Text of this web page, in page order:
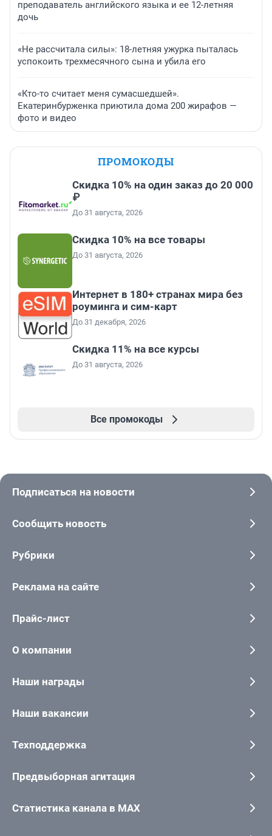
преподаватель английского языка и ее 12-летняя
дочь
«Не рассчитала силы»: 18-летняя ужурка пыталась
успокоить трехмесячного сына и убила его
«Кто-то считает меня сумасшедшей».
Екатеринбурженка приютила дома 200 жирафов —
фото и видео
ПРОМОКОДЫ
Скидка 10% на один заказ до 20 000
₽
До 31 августа, 2026
Скидка 10% на все товары
До 31 августа, 2026
Интернет в 180+ странах мира без
роуминга и сим-карт
До 31 декабря, 2026
Скидка 11% на все курсы
До 31 августа, 2026
Все промокоды
Подписаться на новости
Сообщить новость
Рубрики
Реклама на сайте
Прайс-лист
О компании
Наши награды
Наши вакансии
Техподдержка
Предвыборная агитация
Статистика канала в MAX